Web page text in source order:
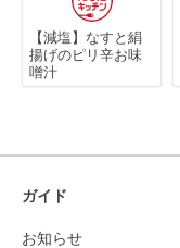
【減塩】なすと絹
揚げのピリ辛お味
噌汁
ガイド
お知らせ